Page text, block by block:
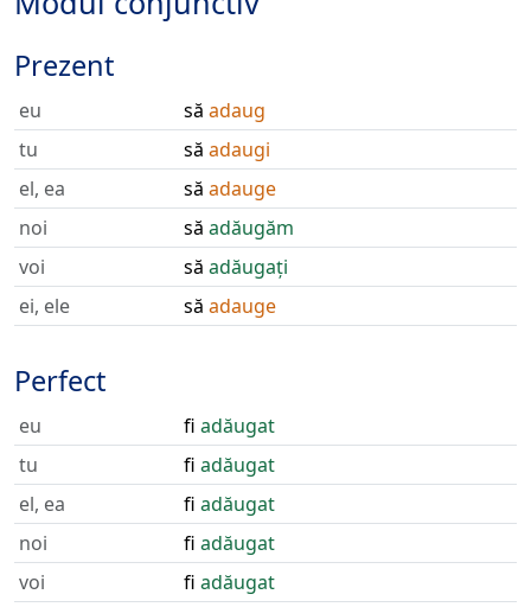
Prezent
eu să adaug
tu
să adaugi
el, ea
să adauge
noi
să adăugăm
voi
să adăugați
ei, ele
să adauge
Perfect
eu fi adăugat
tu
fi adăugat
el, ea
fi adăugat
noi
fi adăugat
voi
fi adăugat